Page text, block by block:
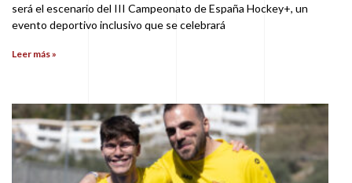
será el escenario del III Campeonato de España Hockey+, un
evento deportivo inclusivo que se celebrará
Leer más »